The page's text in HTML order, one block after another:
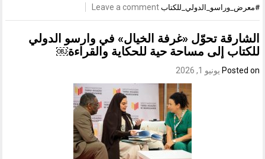
#معرض_وراسو_الدولي_للكتاب Leave a comment
الشارقة تحوّل «غرفة الخيال» في وارسو الدولي
للكتاب إلى مساحة حية للحكاية والقراءة￼
Posted on يونيو 1, 2026